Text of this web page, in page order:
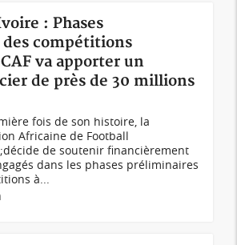
: Phases
compétitions
va apporter un
de près de 30 millions
fois de son histoire, la
Africaine de Football
de soutenir financièrement
dans les phases préliminaires
à...